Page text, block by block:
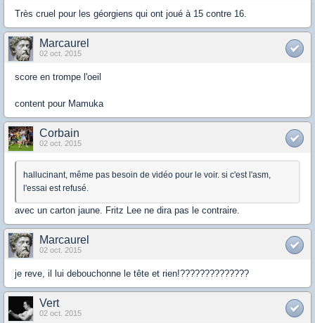
Très cruel pour les géorgiens qui ont joué à 15 contre 16.
Marcaurel
02 oct. 2015
score en trompe l'oeil
content pour Mamuka
Corbain
02 oct. 2015
hallucinant, même pas besoin de vidéo pour le voir. si c'est l'asm,
l'essai est refusé.
avec un carton jaune. Fritz Lee ne dira pas le contraire.
Marcaurel
02 oct. 2015
je reve, il lui debouchonne le tête et rien!??????????????
Vert
02 oct. 2015